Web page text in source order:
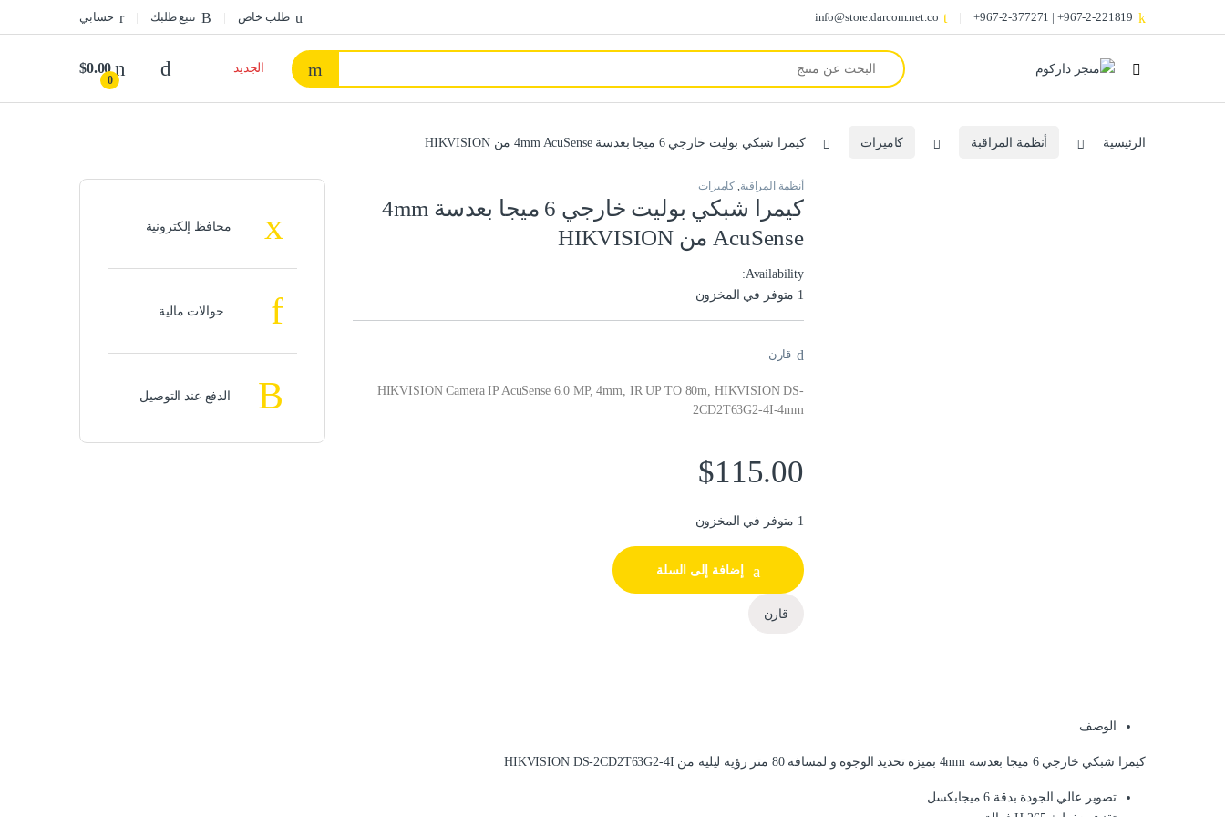
967-2-221819+ | 967-2-377271+
info@store.darcom.net.co طلب خاص تتبع طلبك حسابي
Search for:
الجديد
0
$0.00
الرئيسية أنظمة المراقبة كاميرات كيمرا شبكي بوليت خارجي 6 ميجا بعدسة 4mm AcuSense من HIKVISION
أنظمة المراقبة, كاميرات
كيمرا شبكي بوليت خارجي 6 ميجا بعدسة 4mm
AcuSense من HIKVISION
Availability:
1 متوفر في المخزون
قارن
HIKVISION Camera IP AcuSense 6.0 MP, 4mm, IR UP TO 80m, HIKVISION DS-
2CD2T63G2-4I-4mm
$115.00
1 متوفر في المخزون
إضافة إلى السلة
قارن
الوصف
كيمرا شبكي خارجي 6 ميجا بعدسه 4mm بميزه تحديد الوجوه و لمسافه 80 متر رؤيه ليليه من HIKVISION DS-2CD2T63G2-4I
تصوير عالي الجودة بدقة 6 ميجابكسل
محافظ إلكترونية
حوالات مالية
الدفع عند التوصيل